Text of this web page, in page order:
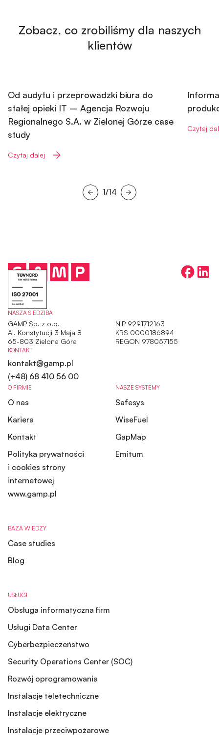
Zobacz, co zrobiliśmy dla naszych
klientów
Od audytu i przeprowadzki biura do
stałej opieki IT – Agencja Rozwoju
Regionalnego S.A. w Zielonej Górze case
study
Czytaj dalej
Czytaj
1/14
NASZA SIEDZIBA
GAMP Sp. z o.o.
Al. Konstytucji 3 Maja 8
65-803 Zielona Góra
NIP 9291712163
KRS 0000186894
REGON 978057155
KONTAKT
kontakt@gamp.pl
(+48) 68 410 56 00
O FIRMIE
O nas
Kariera
Kontakt
Polityka prywatności
i cookies strony
internetowej
www.gamp.pl
NASZE SYSTEMY
Safesys
WiseFuel
GapMap
Emitum
BAZA WIEDZY
Case studies
Blog
USŁUGI
Obsługa informatyczna firm
Usługi Data Center
Cyberbezpieczeństwo
Security Operations Center (SOC)
Rozwój oprogramowania
Instalacje teletechniczne
Instalacje elektryczne
Instalacje przeciwpożarowe